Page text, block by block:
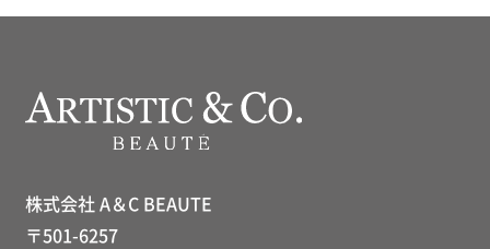
株式会社 A＆C BEAUTE
〒501-6257